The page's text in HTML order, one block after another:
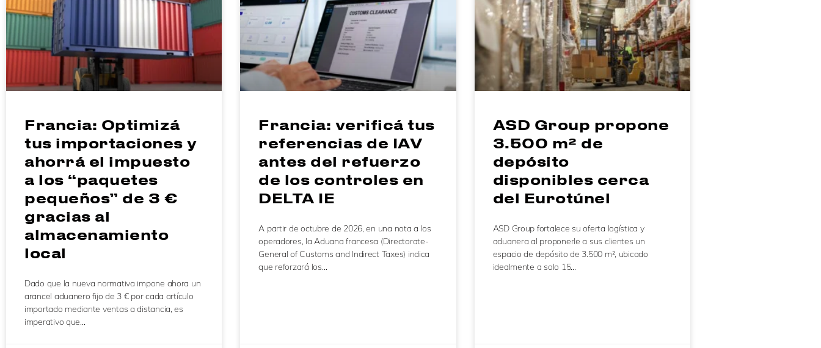
Francia: Optimizá
tus importaciones y
ahorrá el impuesto
a los “paquetes
pequeños” de 3 €
gracias al
almacenamiento
local
Dado que la nueva normativa impone ahora un
arancel aduanero fijo de 3 € por cada artículo
importado mediante ventas a distancia, es
imperativo que…
Francia: verificá tus
referencias de IAV
antes del refuerzo
de los controles en
DELTA IE
A partir de octubre de 2026, en una nota a los
operadores, la Aduana francesa (Directorate-
General of Customs and Indirect Taxes) indica
que reforzará los…
ASD Group propone
3.500 m² de
depósito
disponibles cerca
del Eurotúnel
ASD Group fortalece su oferta logística y
aduanera al proponerle a sus clientes un
espacio de depósito de 3.500 m², ubicado
idealmente a solo 15…